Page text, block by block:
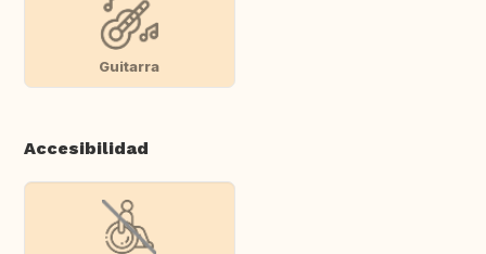
Guitarra
Accesibilidad